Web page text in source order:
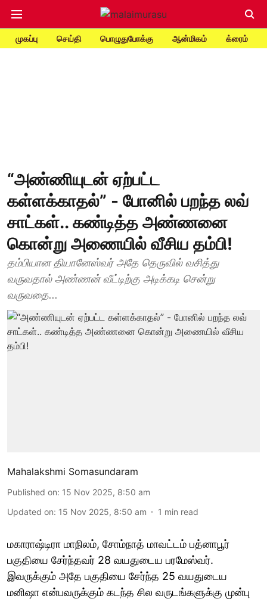
முகப்பு செய்தி பொழுதுபோக்கு ஆன்மிகம் க்ரைம்
“அண்ணியுடன் ஏற்பட்ட
கள்ளக்காதல்” - போனில் பறந்த லவ்
சாட்கள்.. கண்டித்த அண்ணனை
கொன்று அணையில் வீசிய தம்பி!
தம்பியான தியானேஸ்வர் அதே தெருவில் வசித்து
வருவதால் அண்ணன் வீட்டிற்கு அடிக்கடி சென்று
வருவதை...
Mahalakshmi Somasundaram
Published on: 15 Nov 2025, 8:50 am
Updated on: 15 Nov 2025, 8:50 am 1 min read
மகாராஷ்டிரா மாநிலம், சோம்நாத் மாவட்டம் பத்னாபூர்
பகுதியை சேர்ந்தவர் 28 வயதுடைய பரமேஸ்வர்.
இவருக்கும் அதே பகுதியை சேர்ந்த 25 வயதுடைய
மனிஷா என்பவருக்கும் கடந்த சில வருடங்களுக்கு முன்பு